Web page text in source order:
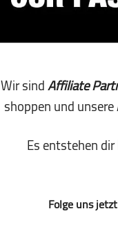
Wir sindAffiliate
shoppen und
Es entstehen dir
Folge uns